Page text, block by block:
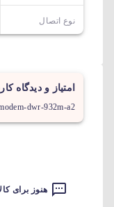
نوع اتصال
امتیاز و دیدگاه
dwr-932m-a2
هنوز برای